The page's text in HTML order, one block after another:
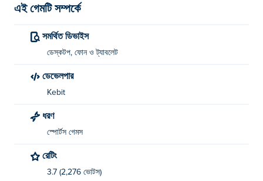
এই গেমটি সম্পর্কে
সমর্থিত ডিভাইস
ডেস্কটপ, ফোন ও ট্যাবলেট
ডেভেলপার
Kebit
ধরণ
স্পোর্টস গেমস
রেটিং
3.7 (2,276 ভোটস)